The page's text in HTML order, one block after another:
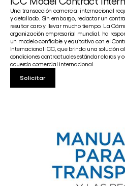
Una transacción comercial internacional
y detallado. Sin embargo, redactar un
resultar caro y llevar mucho tiempo. La
organización empresarial mundial, ha
un modelo confiable y equitativo con el
Internacional ICC, que brinda una solución
condiciones contractuales estándar claras y
acuerdo comercial internacional.
Solicitar